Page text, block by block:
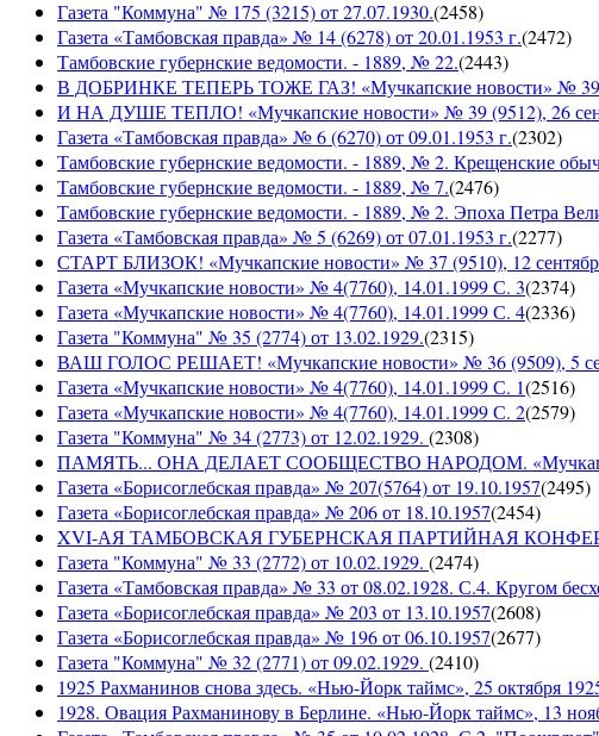
Газета "Коммуна" № 175 (3215) от 27.07.1930.(2458)
Газета «Тамбовская правда» № 14 (6278) от 20.01.1953 г.(2472)
Тамбовские губернские ведомости. - 1889, № 22.(2443)
В ДОБРИНКЕ ТЕПЕРЬ ТОЖЕ ГАЗ! «Мучкапские новости» № 39
И НА ДУШЕ ТЕПЛО! «Мучкапские новости» № 39 (9512), 26
Газета «Тамбовская правда» № 6 (6270) от 09.01.1953 г.(2302)
Тамбовские губернские ведомости. - 1889, № 2. Крещенские
Тамбовские губернские ведомости. - 1889, № 7.(2476)
Тамбовские губернские ведомости. - 1889, № 2. Эпоха Петра
Газета «Тамбовская правда» № 5 (6269) от 07.01.1953 г.(2277)
СТАРТ БЛИЗОК! «Мучкапские новости» № 37 (9510), 12
Газета «Мучкапские новости» № 4(7760), 14.01.1999 С. 3(2374)
Газета «Мучкапские новости» № 4(7760), 14.01.1999 С. 4(2336)
Газета "Коммуна" № 35 (2774) от 13.02.1929.(2315)
ВАШ ГОЛОС РЕШАЕТ! «Мучкапские новости» № 36 (9509), 5
Газета «Мучкапские новости» № 4(7760), 14.01.1999 С. 1(2516)
Газета «Мучкапские новости» № 4(7760), 14.01.1999 С. 2(2579)
Газета "Коммуна" № 34 (2773) от 12.02.1929. (2308)
ПАМЯТЬ... ОНА ДЕЛАЕТ СООБЩЕСТВО НАРОДОМ.
Газета «Борисоглебская правда» № 207(5764) от 19.10.1957(2495)
Газета «Борисоглебская правда» № 206 от 18.10.1957(2454)
XVI-АЯ ТАМБОВСКАЯ ГУБЕРНСКАЯ ПАРТИЙНАЯ
Газета "Коммуна" № 33 (2772) от 10.02.1929. (2474)
Газета «Тамбовская правда» № 33 от 08.02.1928. С.4. Кругом
Газета «Борисоглебская правда» № 203 от 13.10.1957(2608)
Газета «Борисоглебская правда» № 196 от 06.10.1957(2677)
Газета "Коммуна" № 32 (2771) от 09.02.1929. (2410)
1925 Рахманинов снова здесь. «Нью-Йорк таймс», 25 октября
1928. Овация Рахманинову в Берлине. «Нью-Йорк таймс», 13